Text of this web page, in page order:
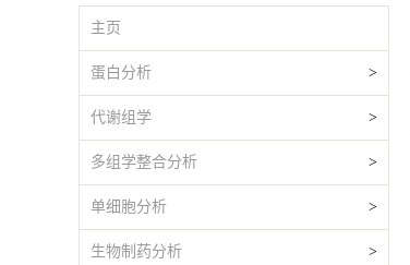
主页
蛋白分析 >
代谢组学 >
多组学整合分析 >
单细胞分析 >
生物制药分析 >